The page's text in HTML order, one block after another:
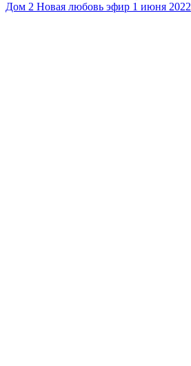
Дом 2 Новая любовь эфир 1 июня 2022